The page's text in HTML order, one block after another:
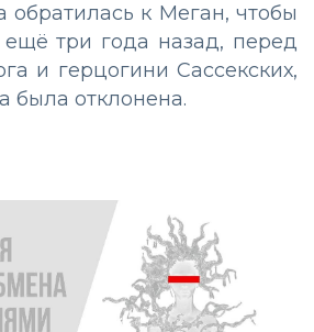
к Меган, чтобы
три года назад, перед
и герцогини Сассекских,
была отклонена.